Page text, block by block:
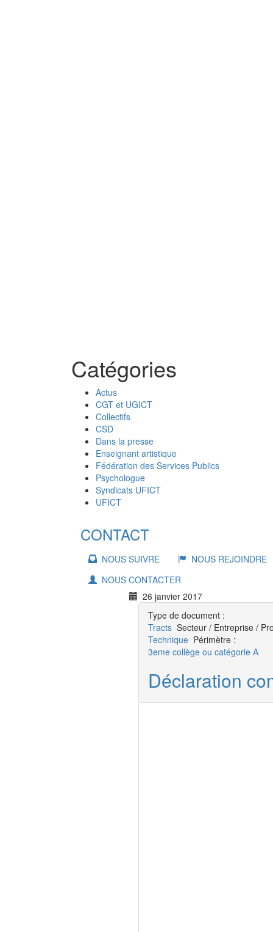
Catégories
Actus
CGT et UGICT
Collectifs
CSD
Dans la presse
Enseignant artistique
Fédération des Services Publics
Psychologue
Syndicats UFICT
UFICT
CONTACT
NOUS SUIVRE
NOUS REJOINDRE
NOUS CONTACTER
26 janvier 2017
Type de document :
Tracts Secteur / Entreprise /
Technique Périmètre :
3eme collège ou catégorie A
Déclaration